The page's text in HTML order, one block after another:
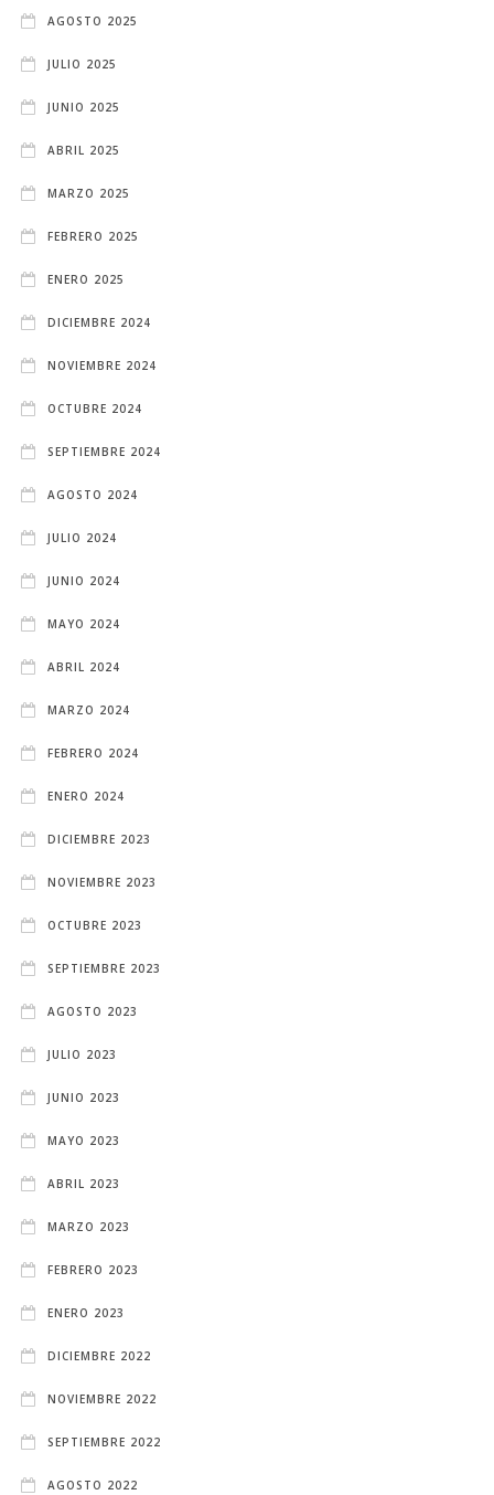
AGOSTO 2025
JULIO 2025
JUNIO 2025
ABRIL 2025
MARZO 2025
FEBRERO 2025
ENERO 2025
DICIEMBRE 2024
NOVIEMBRE 2024
OCTUBRE 2024
SEPTIEMBRE 2024
AGOSTO 2024
JULIO 2024
JUNIO 2024
MAYO 2024
ABRIL 2024
MARZO 2024
FEBRERO 2024
ENERO 2024
DICIEMBRE 2023
NOVIEMBRE 2023
OCTUBRE 2023
SEPTIEMBRE 2023
AGOSTO 2023
JULIO 2023
JUNIO 2023
MAYO 2023
ABRIL 2023
MARZO 2023
FEBRERO 2023
ENERO 2023
DICIEMBRE 2022
NOVIEMBRE 2022
SEPTIEMBRE 2022
AGOSTO 2022